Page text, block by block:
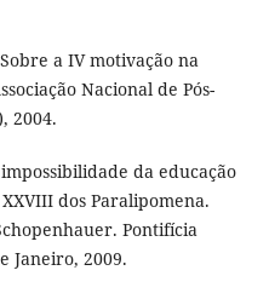
a IV motivação na
Nacional de Pós-
2004.
impossibilidade da educação
dos Paralipomena.
Pontifícia
Janeiro, 2009.